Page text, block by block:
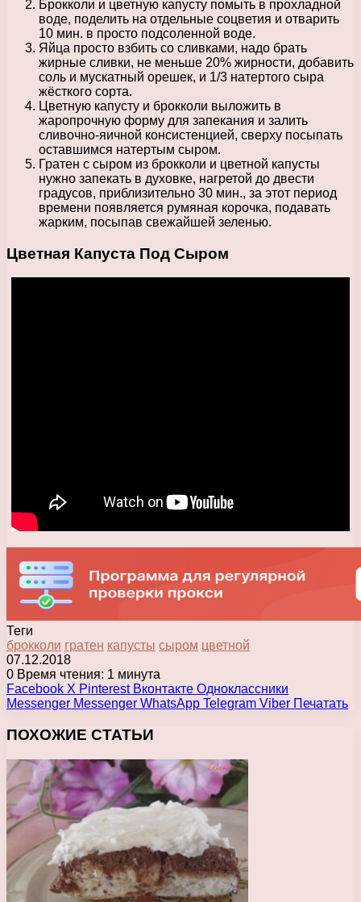
Брокколи и цветную капусту помыть в прохладной
воде, поделить на отдельные соцветия и отварить
10 мин. в просто подсоленной воде.
Яйца просто взбить со сливками, надо брать
жирные сливки, не меньше 20% жирности, добавить
соль и мускатный орешек, и 1/3 натертого сыра
жёсткого сорта.
Цветную капусту и брокколи выложить в
жаропрочную форму для запекания и залить
сливочно-яичной консистенцией, сверху посыпать
оставшимся натертым сыром.
Гратен с сыром из брокколи и цветной капусты
нужно запекать в духовке, нагретой до двести
градусов, приблизительно 30 мин., за этот период
времени появляется румяная корочка, подавать
жарким, посыпав свежайшей зеленью.
Цветная Капуста Под Сыром
Теги
брокколи гратен капусты сыром цветной
07.12.2018
0 Время чтения: 1 минута
Facebook X Pinterest Вконтакте Одноклассники
Messenger Messenger WhatsApp Telegram Viber Печатать
ПОХОЖИЕ СТАТЬИ